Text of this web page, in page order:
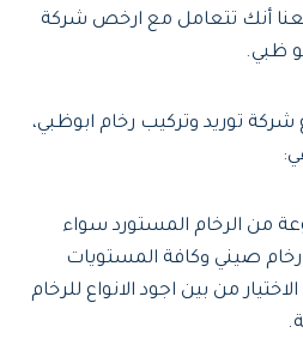
أنك تتعامل مع ارخص شركة
ظبي.
شركة توريد وتركيب رخام ابوظبي،
من الرخام المستورد سواء
رخام صيني وكافة المستويات
من بين اجود الانواع للرخام